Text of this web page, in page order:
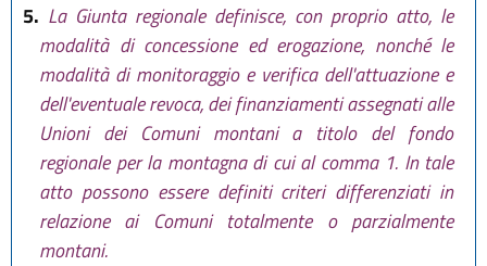
5. La Giunta regionale definisce, con proprio atto, le
modalità di concessione ed erogazione, nonché le
modalità di monitoraggio e verifica dell'attuazione e
dell'eventuale revoca, dei finanziamenti assegnati alle
Unioni dei Comuni montani a titolo del fondo
regionale per la montagna di cui al comma 1. In tale
atto possono essere definiti criteri differenziati in
relazione ai Comuni totalmente o parzialmente
montani.